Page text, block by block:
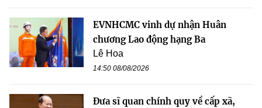
EVNHCMC vinh dự nhận Huân
chương Lao động hạng Ba
Lê Hoa
14:50 08/08/2026
Đưa sĩ quan chính quy về cấp xã,